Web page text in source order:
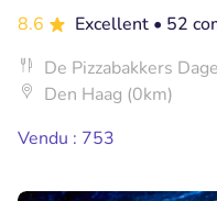
8.6
Excellent • 52
De Pizzabakkers
Den Haag (0km)
Vendu : 753